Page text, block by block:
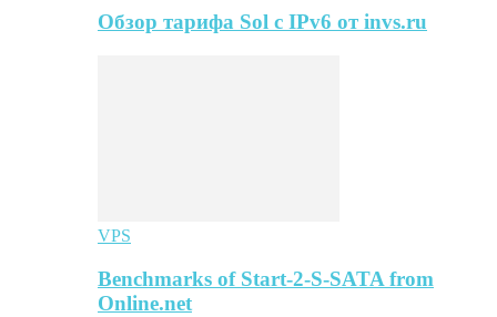
Обзор тарифа Sol с IPv6 от invs.ru
VPS
Benchmarks of Start-2-S-SATA from
Online.net